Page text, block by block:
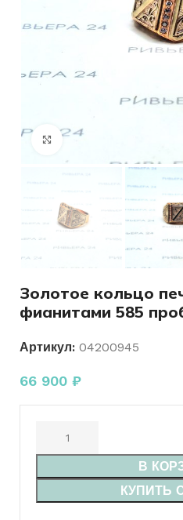
Нажмите, чтобы
Золотое кольцо
фианитами 585
Артикул: 04200945
66 900 ₽
В
КУПИТЬ